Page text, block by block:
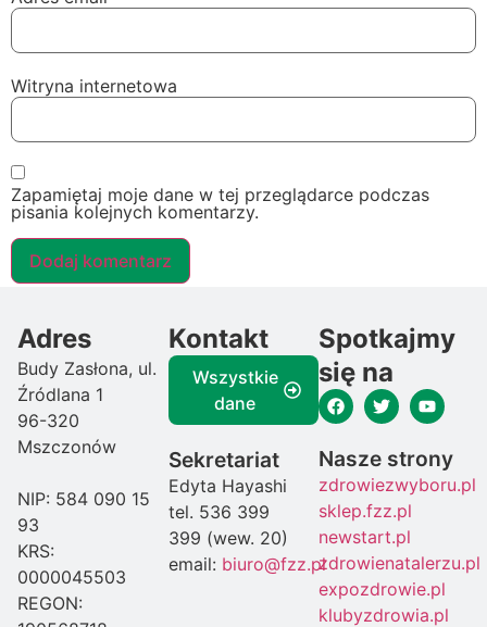
Witryna internetowa
Zapamiętaj moje dane w tej przeglądarce podczas
pisania kolejnych komentarzy.
Adres
Budy Zasłona, ul.
Źródlana 1
96-320
Mszczonów
NIP: 584 090 15
93
KRS:
0000045503
REGON:
Kontakt
Wszystkie
dane
Sekretariat
Edyta Hayashi
tel. 536 399
399 (wew. 20)
email: biuro@fzz.pl
Spotkajmy
się na
Nasze strony
zdrowiezwyboru.pl
sklep.fzz.pl
newstart.pl
zdrowienatalerzu.pl
expozdrowie.pl
klubyzdrowia.pl